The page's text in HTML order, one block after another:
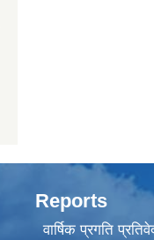
Reports
वार्षिक प्रगति